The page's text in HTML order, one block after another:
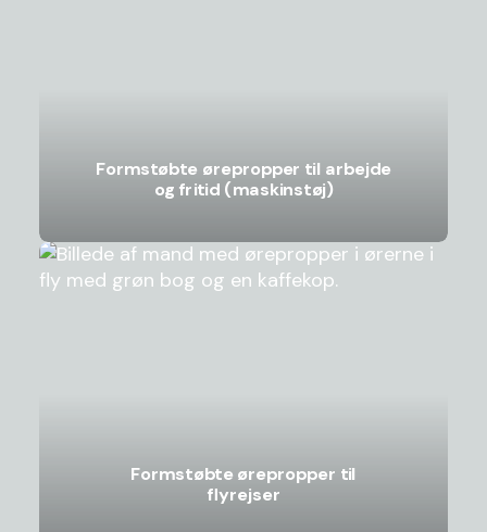
Formstøbte ørepropper til arbejde
og fritid (maskinstøj)
Formstøbte ørepropper til
flyrejser